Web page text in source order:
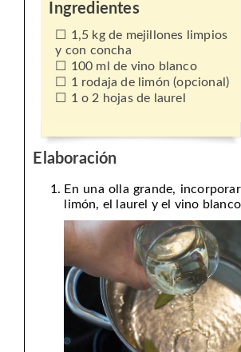
Ingredientes
1,5 kg de mejillones limpios
y con concha
100 ml de vino blanco
1 rodaja de limón (opcional)
1 o 2 hojas de laurel
Elaboración
En una olla grande,
limón, el laurel y el vino